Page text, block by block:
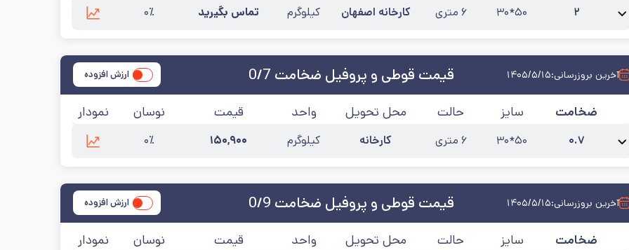
۲ ۵۰*۳۰ ۶ متری کارخانه اصفهان کیلوگرم تماس بگیرید ۰٪
ارزش افزوده قیمت قوطی و پروفیل ضخامت 0/7 آخرین بروزرسانی:۱۴۰۵/۵/۱۵
ضخامت سایز حالت محل تحویل واحد قیمت نوسان نمودار
۰.۷ ۵۰*۳۰ ۶ متری کارخانه کیلوگرم ۱۵۰,۹۰۰ ۰٪
ارزش افزوده قیمت قوطی و پروفیل ضخامت 0/9 آخرین بروزرسانی:۱۴۰۵/۵/۱۵
ضخامت سایز حالت محل تحویل واحد قیمت نوسان نمودار